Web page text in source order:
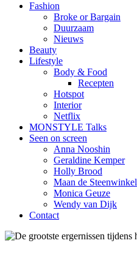
Fashion
Broke or Bargain
Duurzaam
Nieuws
Beauty
Lifestyle
Body & Food
Recepten
Hotspot
Interior
Netflix
MONSTYLE Talks
Seen on screen
Anna Nooshin
Geraldine Kemper
Holly Brood
Maan de Steenwinkel
Monica Geuze
Wendy van Dijk
Contact